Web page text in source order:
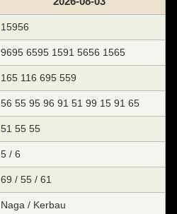
15956
9695 6595 1591 5656 1565
165 116 695 559
56 55 95 96 91 51 99 15 91 65
51 55 55
5 / 6
69 / 55 / 61
Naga / Kerbau